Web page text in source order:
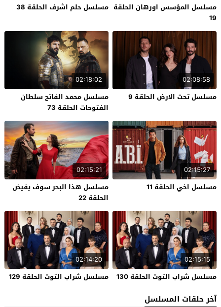
مسلسل المؤسس اورهان الحلقة
19
مسلسل حلم اشرف الحلقة 38
02:08:58
مسلسل تحت الارض الحلقة 9
02:18:02
مسلسل محمد الفاتح سلطان
الفتوحات الحلقة 73
02:15:27
مسلسل اخي الحلقة 11
02:15:21
مسلسل هذا البحر سوف يفيض
الحلقة 22
02:15:15
مسلسل شراب التوت الحلقة 130
02:14:20
مسلسل شراب التوت الحلقة 129
آخر حلقات المسلسل